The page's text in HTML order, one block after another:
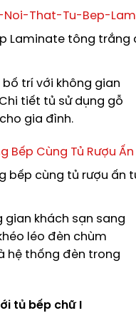
Laminate tông trắng
bố trí với không gian
tiết tủ sử dụng gỗ
gia đình.
bếp cùng tủ rượu ấn
gian khách sạn sang
léo đèn chùm
hệ thống đèn trong
tủ bếp chữ I